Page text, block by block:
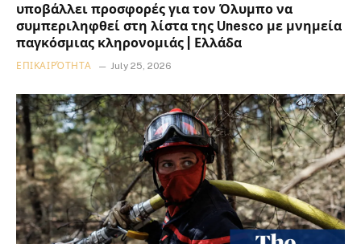
υποβάλλει προσφορές για τον Όλυμπο να
συμπεριληφθεί στη λίστα της Unesco με μνημεία
παγκόσμιας κληρονομιάς | Ελλάδα
ΕΠΙΚΑΙΡΌΤΗΤΑ July 25, 2026